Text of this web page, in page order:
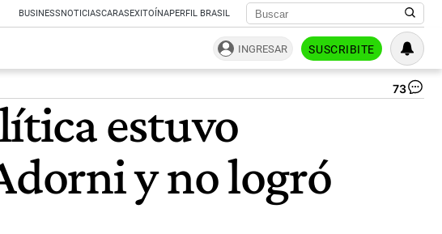
BUSINESSNOTICIASCARASEXITOÍNAPERFIL BRASIL
INGRESAR SUSCRIBITE
73
estuvo
y no logró